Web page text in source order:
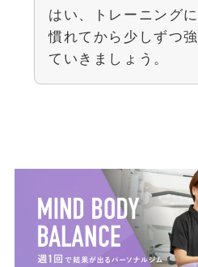
はい、トレーニング
慣れてから少しずつ
ていきましょう。